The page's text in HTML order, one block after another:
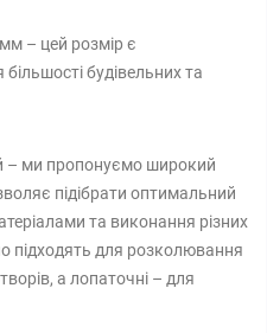
– цей розмір є
будівельних та
– ми пропонуємо широкий
підібрати оптимальний
та виконання різних
підходять для розколювання
а лопаточні – для